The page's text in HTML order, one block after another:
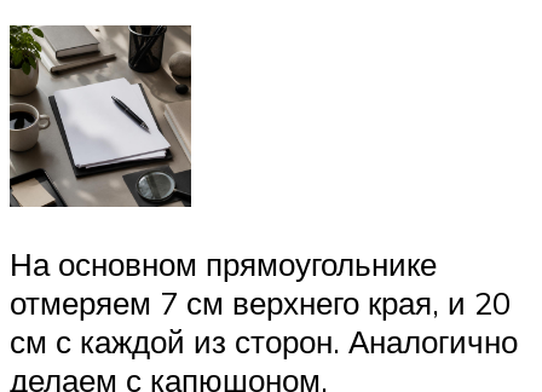
На основном прямоугольнике
отмеряем 7 см верхнего края, и 20
см с каждой из сторон. Аналогично
делаем с капюшоном.